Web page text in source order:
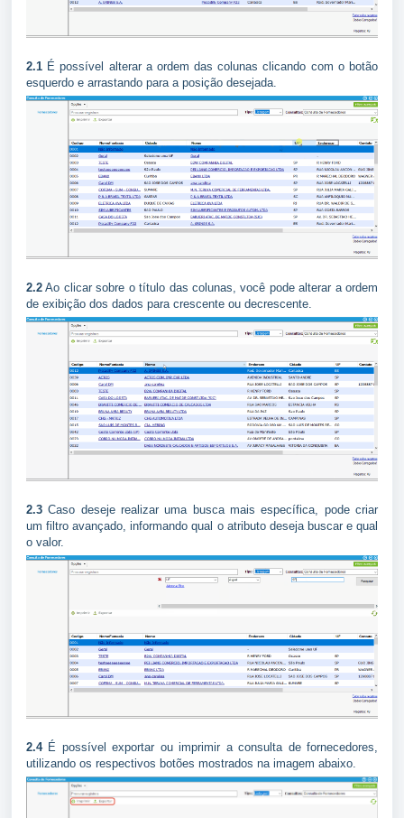
2.1 É possível alterar a ordem das colunas clicando com o botão
esquerdo e arrastando para a posição desejada.
2.2 Ao clicar sobre o título das colunas, você pode alterar a ordem
de exibição dos dados para crescente ou decrescente.
2.3 Caso deseje realizar uma busca mais específica, pode criar
um filtro avançado, informando qual o atributo deseja buscar e qual
o valor.
2.4É possível exportar ou imprimir a consulta de fornecedores,
utilizando os respectivos botões mostrados na imagem abaixo.